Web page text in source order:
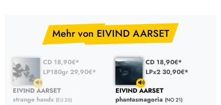
Mehr von EIVIND AARSET
CD 18,90€*
LP180gr 29,90€*
EIVIND AARSET
strange hands (EU 26)
CD 18,90€*
LPx2 30,90€*
EIVIND AARSET
phantasmagoria (NO 21)